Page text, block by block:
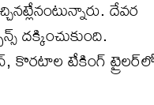
దేవర
దక్కించుకుంది.
కొరటాల టేకింగ్